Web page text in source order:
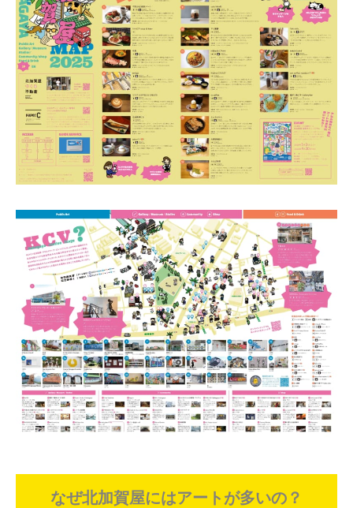
なぜ北加賀屋にはアートが多いの？